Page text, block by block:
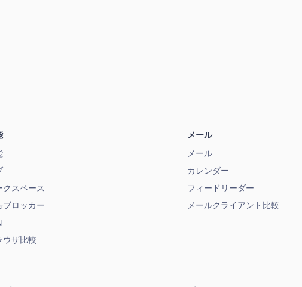
クスペース
ブロッカー
ウザ比較
メール
メール
カレンダー
フィードリーダー
メールクライアント比較